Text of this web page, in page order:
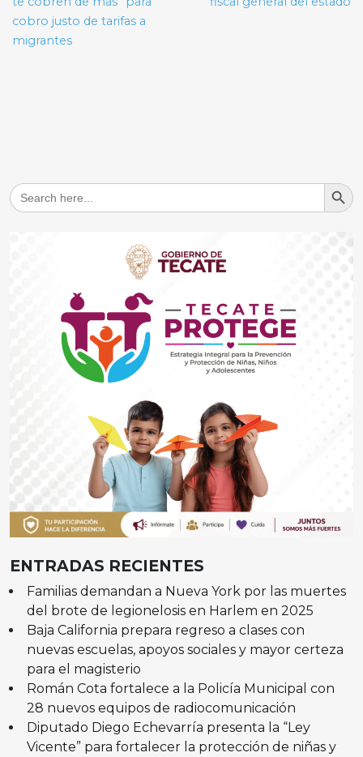
cobro justo de tarifas a
migrantes
Search
for:
Search
ENTRADAS RECIENTES
Familias demandan a Nueva York por las muertes
del brote de legionelosis en Harlem en 2025
Baja California prepara regreso a clases con
nuevas escuelas, apoyos sociales y mayor certeza
para el magisterio
Román Cota fortalece a la Policía Municipal con
28 nuevos equipos de radiocomunicación
Diputado Diego Echevarría presenta la “Ley
Vicente” para fortalecer la protección de niñas y